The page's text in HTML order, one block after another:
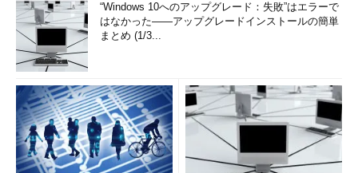
“Windows 10へのアップグレード：失敗”はエラーで
はなかった――アップグレードインストールの簡単
まとめ (1/3...